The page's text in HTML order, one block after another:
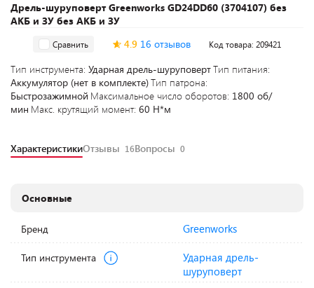
Дрель-шуруповерт Greenworks GD24DD60 (3704107) без
АКБ и ЗУ без АКБ и ЗУ
Сравнить 4.9 16 отзывов Код товара: 209421
Тип инструмента: Ударная дрель-шуруповертТип питания:
Аккумулятор (нет в комплекте)Тип патрона:
Быстрозажимной Максимальное число оборотов: 1800 об/
мин Макс. крутящий момент: 60 Н*м
ХарактеристикиОтзывы 16Вопросы 0
Основные
Бренд Greenworks
Тип инструмента
Ударная дрель-
шуруповерт